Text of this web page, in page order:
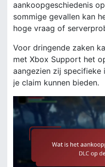
aankoopgeschiedenis
sommige gevallen kan
hoge vraag of
Voor dringende zaken
met Xbox Support het
aangezien zij specifieke
je claim kunnen bieden.